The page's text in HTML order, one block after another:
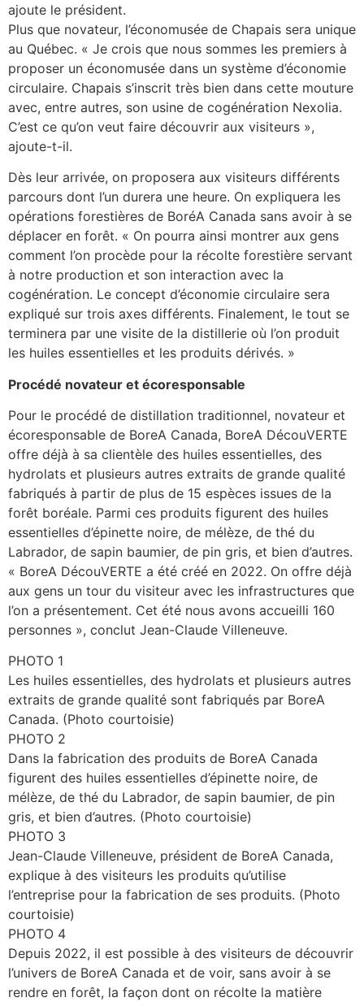
ajoute le président.
Plus que novateur, l’économusée de Chapais sera unique
au Québec. « Je crois que nous sommes les premiers à
proposer un économusée dans un système d’économie
circulaire. Chapais s’inscrit très bien dans cette mouture
avec, entre autres, son usine de cogénération Nexolia.
C’est ce qu’on veut faire découvrir aux visiteurs »,
ajoute-t-il.
Dès leur arrivée, on proposera aux visiteurs différents
parcours dont l’un durera une heure. On expliquera les
opérations forestières de BoréA Canada sans avoir à se
déplacer en forêt. « On pourra ainsi montrer aux gens
comment l’on procède pour la récolte forestière servant
à notre production et son interaction avec la
cogénération. Le concept d’économie circulaire sera
expliqué sur trois axes différents. Finalement, le tout se
terminera par une visite de la distillerie où l’on produit
les huiles essentielles et les produits dérivés. »
Procédé novateur et écoresponsable
Pour le procédé de distillation traditionnel, novateur et
écoresponsable de BoreA Canada, BoreA DécouVERTE
offre déjà à sa clientèle des huiles essentielles, des
hydrolats et plusieurs autres extraits de grande qualité
fabriqués à partir de plus de 15 espèces issues de la
forêt boréale. Parmi ces produits figurent des huiles
essentielles d’épinette noire, de mélèze, de thé du
Labrador, de sapin baumier, de pin gris, et bien d’autres.
« BoreA DécouVERTE a été créé en 2022. On offre déjà
aux gens un tour du visiteur avec les infrastructures que
l’on a présentement. Cet été nous avons accueilli 160
personnes », conclut Jean-Claude Villeneuve.
PHOTO 1
Les huiles essentielles, des hydrolats et plusieurs autres
extraits de grande qualité sont fabriqués par BoreA
Canada. (Photo courtoisie)
PHOTO 2
Dans la fabrication des produits de BoreA Canada
figurent des huiles essentielles d’épinette noire, de
mélèze, de thé du Labrador, de sapin baumier, de pin
gris, et bien d’autres. (Photo courtoisie)
PHOTO 3
Jean-Claude Villeneuve, président de BoreA Canada,
explique à des visiteurs les produits qu’utilise
l’entreprise pour la fabrication de ses produits. (Photo
courtoisie)
PHOTO 4
Depuis 2022, il est possible à des visiteurs de découvrir
l’univers de BoreA Canada et de voir, sans avoir à se
rendre en forêt, la façon dont on récolte la matière